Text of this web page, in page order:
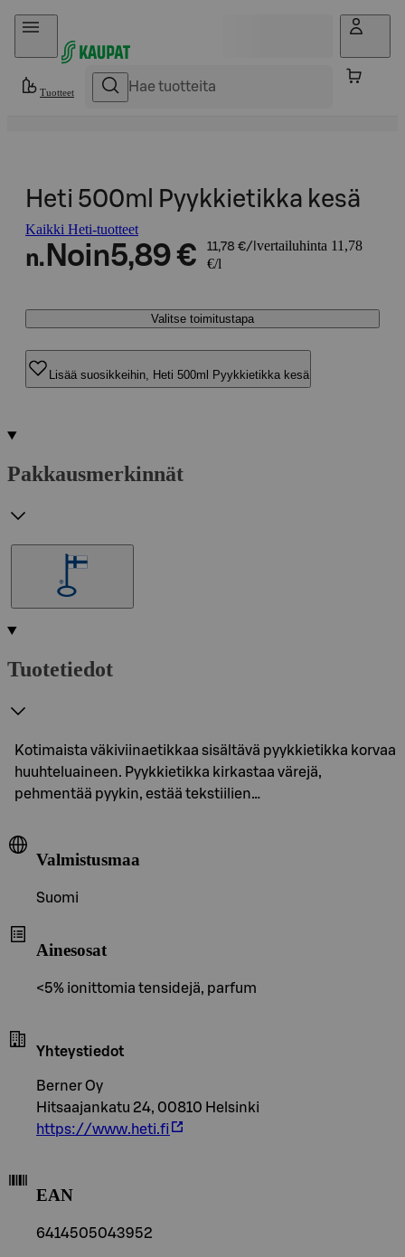
Hyppää sisältöön
Tuotteet
Heti 500ml Pyykkietikka kesä
Kaikki Heti-tuotteet
n. Noin5,89 € 11,78 €/l vertailuhinta 11,78
€/l
Valitse toimitustapa
Lisää suosikkeihin, Heti 500ml Pyykkietikka kesä
Pakkausmerkinnät
Tuotetiedot
Kotimaista väkiviinaetikkaa sisältävä pyykkietikka korvaa
huuhteluaineen. Pyykkietikka kirkastaa värejä,
pehmentää pyykin, estää tekstiilien…
Valmistusmaa
Suomi
Ainesosat
<5% ionittomia tensidejä, parfum
Yhteystiedot
Berner Oy
Hitsaajankatu 24, 00810 Helsinki
https://www.heti.fi
EAN
6414505043952